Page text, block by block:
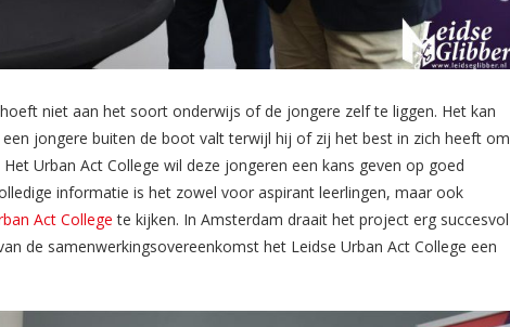
niet aan het soort onderwijs of de jongere zelf te liggen. Het kan
jongere buiten de boot valt terwijl hij of zij het best in zich heeft om
Urban Act College wil deze jongeren een kans geven op goed
informatie is het zowel voor aspirant leerlingen, maar ook
Act College te kijken. In Amsterdam draait het project erg succesvol
de samenwerkingsovereenkomst het Leidse Urban Act College een